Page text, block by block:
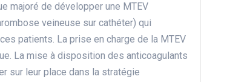
majoré de développer une MTEV
veineuse sur cathéter) qui
patients. La prise en charge de la MTEV
La mise à disposition des anticoagulants
sur leur place dans la stratégie